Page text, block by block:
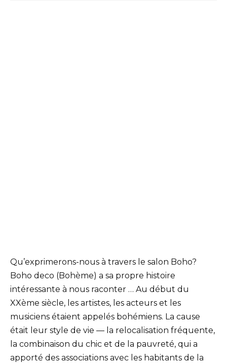
Qu’exprimerons-nous à travers le salon Boho?
Boho deco (Bohème) a sa propre histoire
intéressante à nous raconter … Au début du
XXème siècle, les artistes, les acteurs et les
musiciens étaient appelés bohémiens. La cause
était leur style de vie — la relocalisation fréquente,
la combinaison du chic et de la pauvreté, qui a
apporté des associations avec les habitants de la